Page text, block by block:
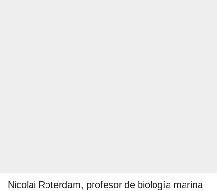
Nicolai Roterdam, profesor de biología marina